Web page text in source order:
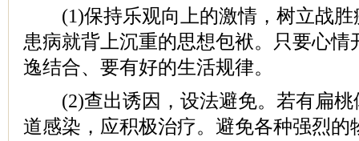
(1)保持乐观向上的激情，树立战胜
患病就背上沉重的思想包袱。只要心情
逸结合、要有好的生活规律。
(2)查出诱因，设法避免。若有扁桃
道感染，应积极治疗。避免各种强烈的